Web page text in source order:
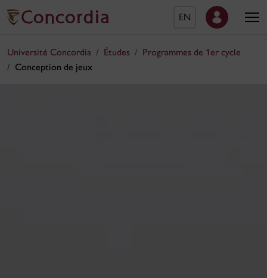
EN
Université Concordia Études
Programmes de 1er cycle
Conception de jeux